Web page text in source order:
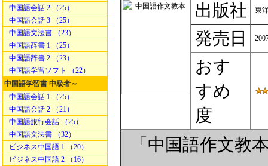
中国語会話 2 （25）
中国語会話 3 （25）
中国語文法書 （23）
中国語辞書 1 （25）
中国語辞書 2 （23）
中国語学習ソフト （22）
中国語学習書 中級者～
中国語会話 1 （25）
中国語会話 2 （21）
中国語旅行会話 （25）
中国語文法書 （32）
ビジネス中国語 1 （20）
ビジネス中国語 2 （16）
出版社 東
発売日
おす
すめ
度
「中国語作文